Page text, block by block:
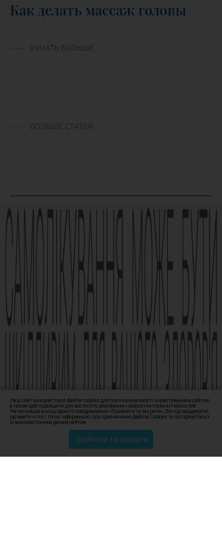
Как делать массаж головы
УЗНАТЬ БОЛЬШЕ
БОЛЬШЕ СТАТЕЙ
Реклама лікарського засобу. Перед застосуванням лікарського
засобу обов’язково проконсультуйтесь з лікарем та
АМІЗОН РП МОЗ України № UA/6493/01/01, UA/6493/01/02 зі
змінами від 21.09.2021 Наказ МОЗ № 1994
Виробник АТ «Фармак», 04080, м.Київ, вул. Кирилівська, 63, +38
© Амізон, 2009-2026
Наш сайт використовує файли cookies для поліпшення якості користуванням сайтом,
а також щоб підвищити для вас якість рекламних і маркетингових активностей.
Натиснувши в кінці даного повідомлення «Прийняти та закрити», Ви підтверджуєте,
що маєте чітку і точну інформацію, про призначення файлів Сookies та погоджуєтесь з
їх використанням даним сайтом.
Прийняти та закрити